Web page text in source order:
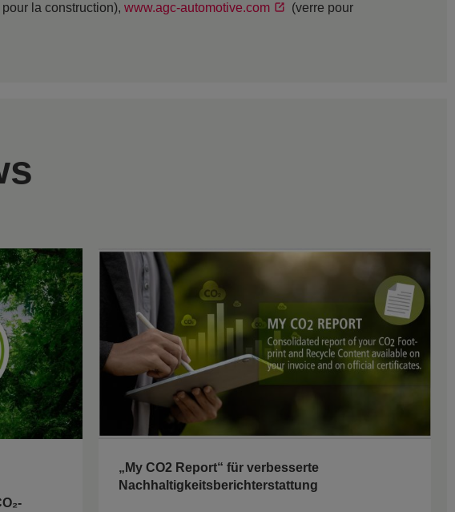
pour la construction), www.agc-automotive.com
(verre pour
„My CO2 Report“ für verbesserte
Nachhaltigkeitsberichterstattung